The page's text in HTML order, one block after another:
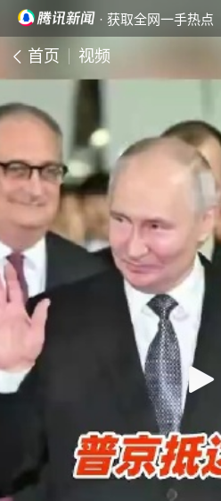
· 获取全网一手热点
首页 视频